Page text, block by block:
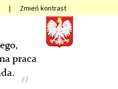
| Zmień kontrast